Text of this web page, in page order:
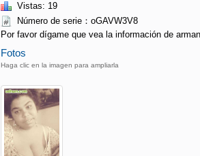
Vistas: 19
Número de serie：oGAVW3V8
Por favor dígame que vea la información de
Fotos
Haga clic en la imagen para ampliarla